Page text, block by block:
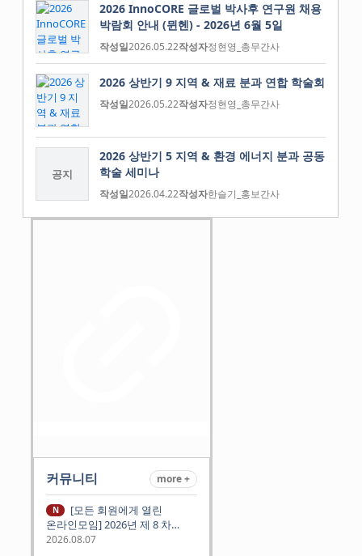
2026 InnoCORE 글로벌 박사후 연구원 채용
박람회 안내 (뮌헨) - 2026년 6월 5일
작성일2026.05.22작성자정현영_총무간사
2026 상반기 9 지역 & 재료 분과 연합 학술회
작성일2026.05.22작성자정현영_총무간사
공지
2026 상반기 5 지역 & 환경 에너지 분과 공동
학술 세미나
작성일2026.04.22작성자한슬기_홍보간사
커뮤니티 more +
N
온라인모임] 2026년 제 8 차
정기모임 (8월 12일 수요일 저녁
2026.08.07